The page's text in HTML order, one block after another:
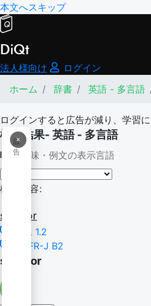
本文へスキップ
DiQt
法人様向け
ログイン
ホーム
辞書 英語 - 多言語
ログインすると広告が減り、学習に
×
広
告
検索結果- 英語 - 多言語
意味・例文の表示言語
検索内容:
senator
BSL 1.2
CEFR-J B2
senator